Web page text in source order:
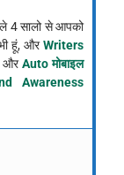
4 सालो से आपको
हूं, औरWriters
औरAuto मोबाइल
Awareness